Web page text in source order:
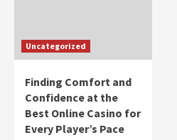
Uncategorized
Finding Comfort and
Confidence at the
Best Online Casino for
Every Player’s Pace